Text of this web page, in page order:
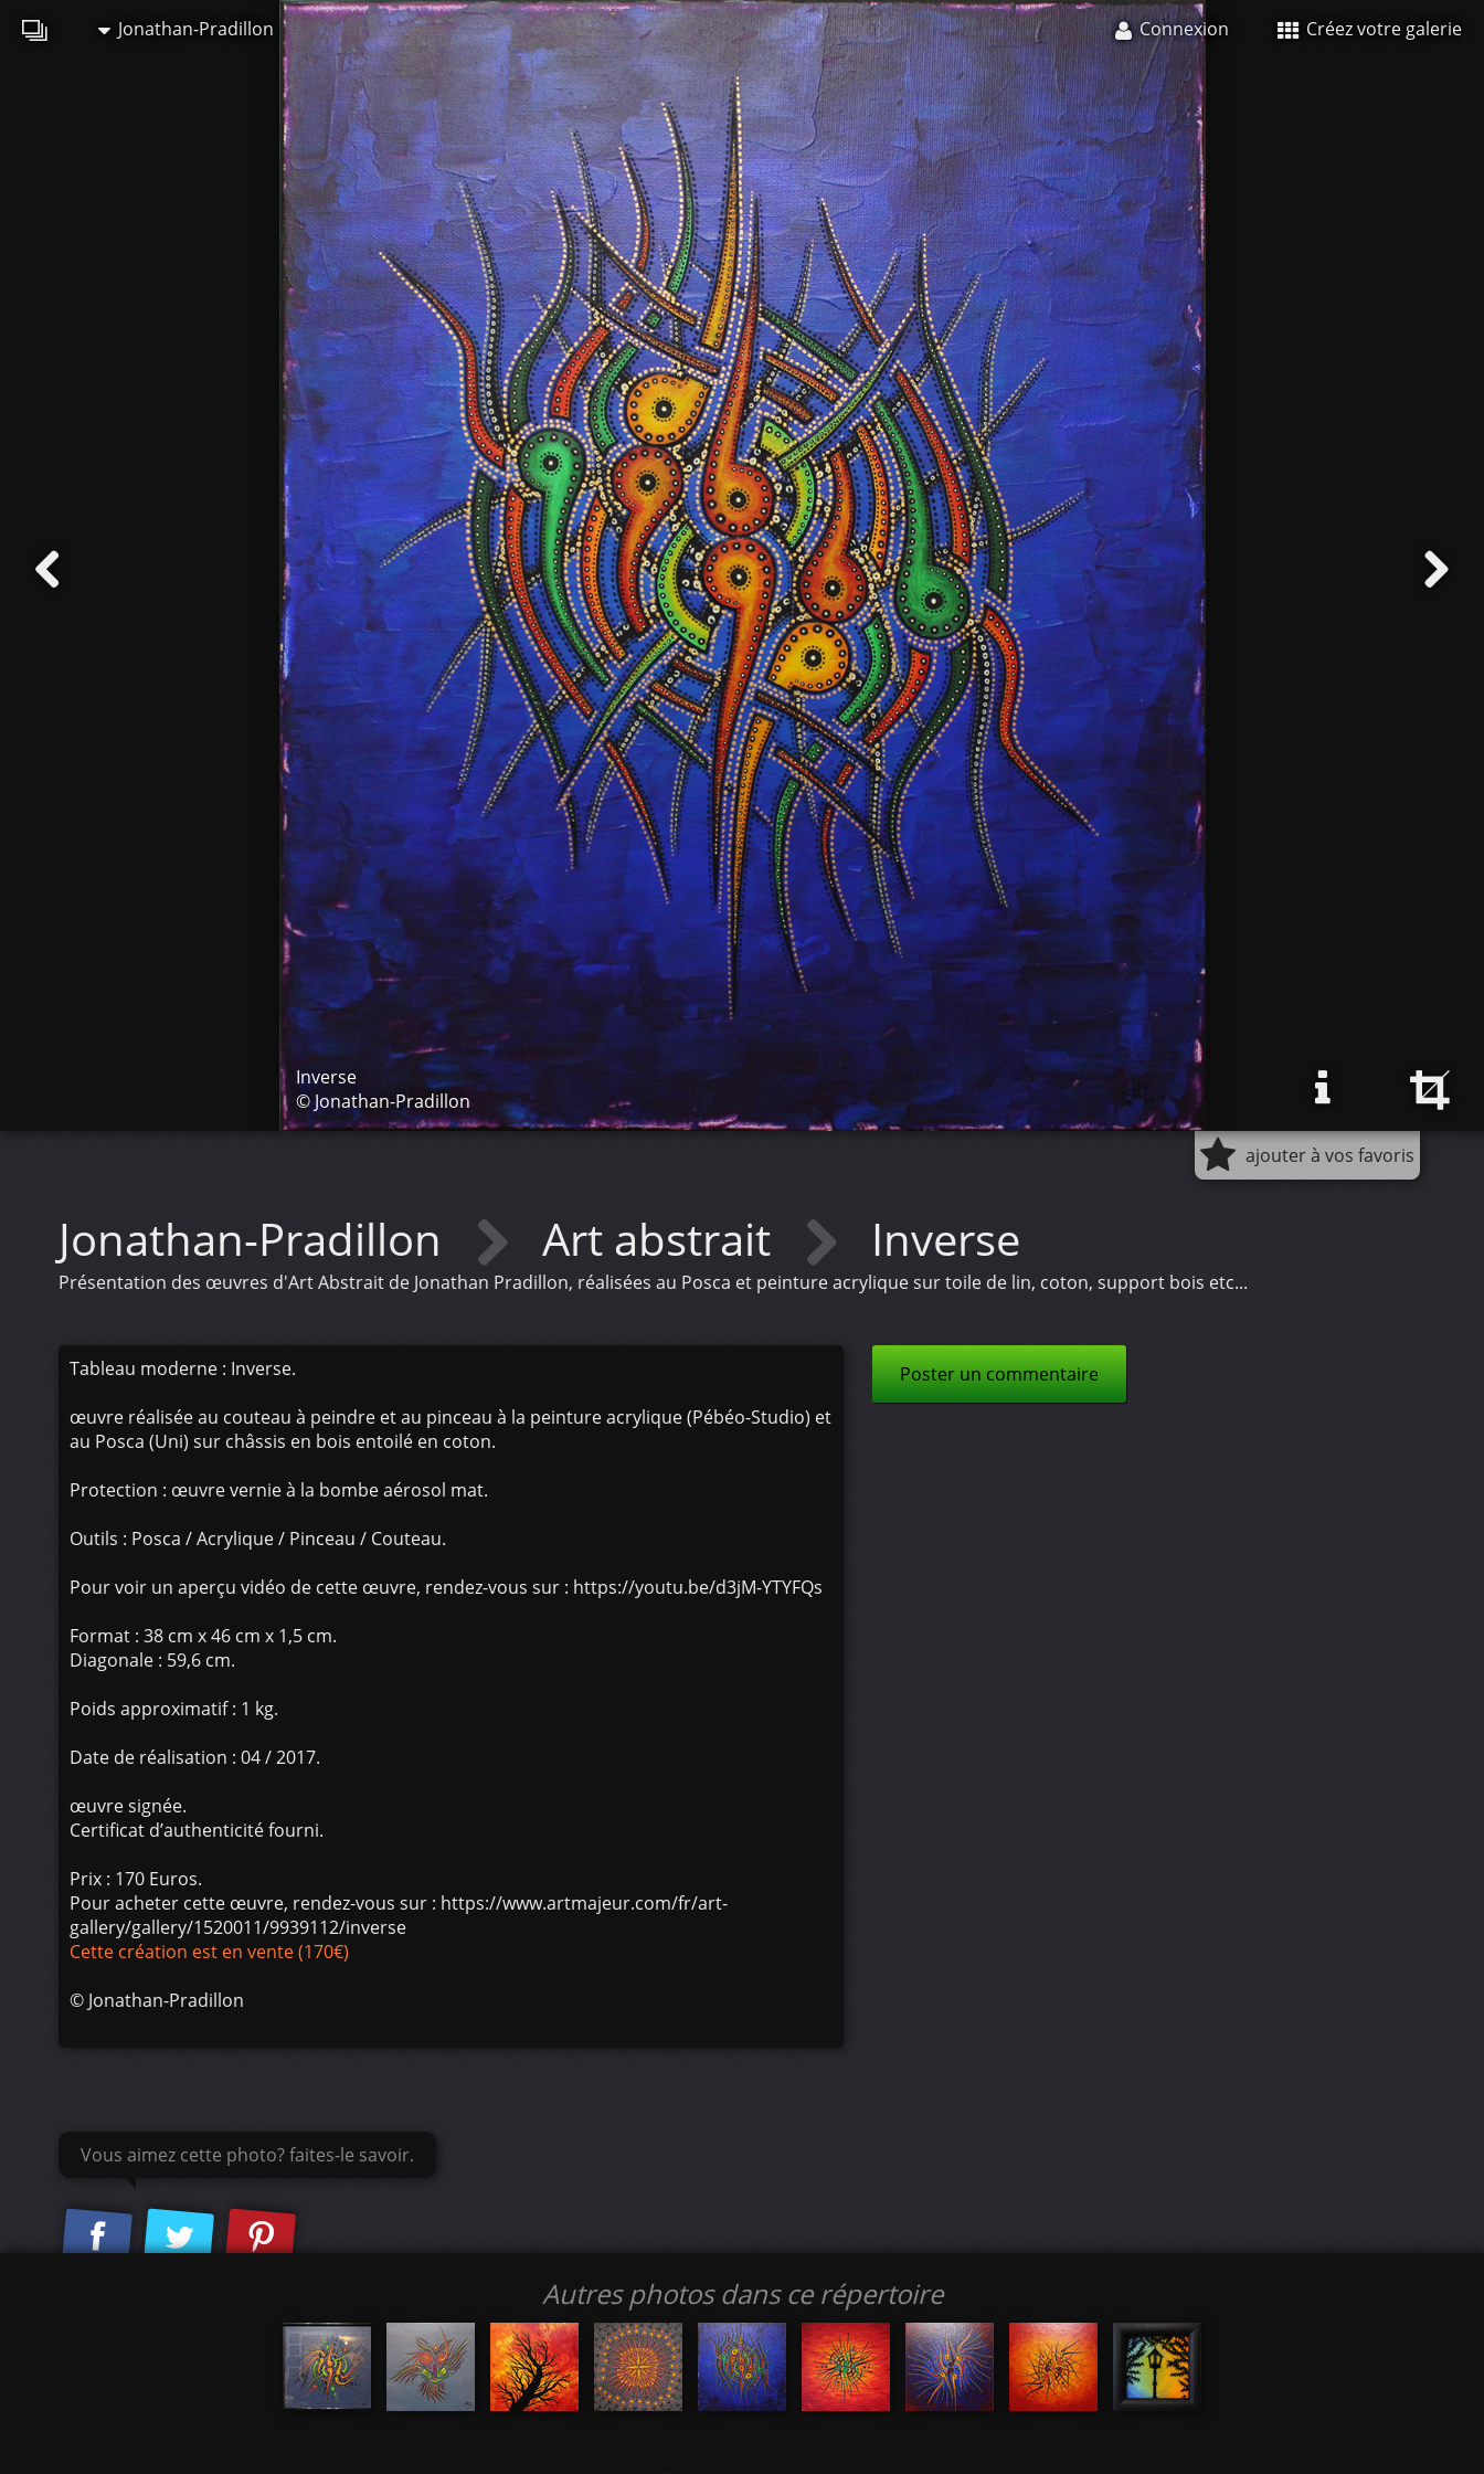
Jonathan-Pradillon Connexion Créez votre galerie
Inverse
© Jonathan-Pradillon
ajouter à vos favoris
Jonathan-Pradillon Art abstrait Inverse
Présentation des œuvres d'Art Abstrait de Jonathan Pradillon, réalisées au Posca et peinture acrylique sur toile de lin, coton, support bois etc...
Tableau moderne : Inverse.
œuvre réalisée au couteau à peindre et au pinceau à la peinture acrylique (Pébéo-Studio) et
au Posca (Uni) sur châssis en bois entoilé en coton.
Protection : œuvre vernie à la bombe aérosol mat.
Outils : Posca / Acrylique / Pinceau / Couteau.
Pour voir un aperçu vidéo de cette œuvre, rendez-vous sur : https://youtu.be/d3jM-YTYFQs
Format : 38 cm x 46 cm x 1,5 cm.
Diagonale : 59,6 cm.
Poids approximatif : 1 kg.
Date de réalisation : 04 / 2017.
œuvre signée.
Certificat d’authenticité fourni.
Prix : 170 Euros.
Pour acheter cette œuvre, rendez-vous sur : https://www.artmajeur.com/fr/art-
gallery/gallery/1520011/9939112/inverse
Cette création est en vente (170€)
© Jonathan-Pradillon
Poster un commentaire
Vous aimez cette photo? faites-le savoir.
Autres photos dans ce répertoire